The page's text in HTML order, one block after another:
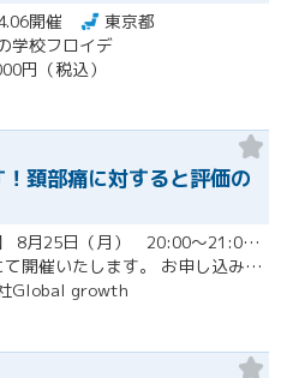
開催
東京都
学校フロイデ
円（税込）
頚部痛に対すると評価の
【日時】 8月25日（月） 20:00〜21:00 （質疑応答込み）開催
開催いたします。
お申し込み者様には開催当日にZoomのリンクをお送りいたします。
Global growth